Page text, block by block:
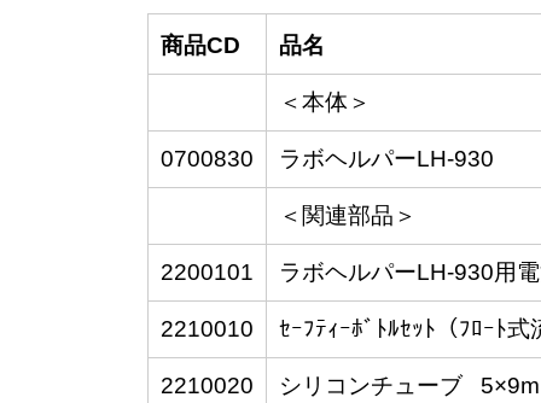
商品CD 品名
＜本体＞
0700830 ラボヘルパーLH-930
＜関連部品＞
2200101 ラボヘルパーLH-930用
2210010 ｾｰﾌﾃｨｰﾎﾞﾄﾙｾｯﾄ（ﾌﾛｰﾄ
2210020 シリコンチューブ